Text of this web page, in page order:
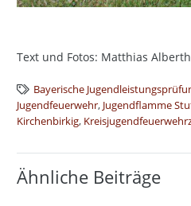
Text und Fotos: Matthias
Bayerische
Jugendfeuerwehr, Jugendflamme
Kirchenbirkig,
Ähnliche Beiträge